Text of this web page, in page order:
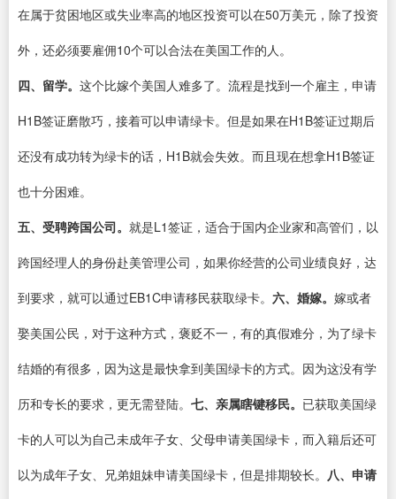
在属于贫困地区或失业率高的地区投资可以在50万美元，除了投资
外，还必须要雇佣10个可以合法在美国工作的人。
四、留学。 这个比嫁个美国人难多了。流程是找到一个雇主，申请
H1B签证磨散巧，接着可以申请绿卡。但是如果在H1B签证过期后
还没有成功转为绿卡的话，H1B就会失效。而且现在想拿H1B签证
也十分困难。
五、受聘跨国公司。 就是L1签证，适合于国内企业家和高管们，以
跨国经理人的身份赴美管理公司，如果你经营的公司业绩良好，达
到要求，就可以通过EB1C申请移民获取绿卡。 六、婚嫁。 嫁或者
娶美国公民，对于这种方式，褒贬不一，有的真假难分，为了绿卡
结婚的有很多，因为这是最快拿到美国绿卡的方式。因为这没有学
历和专长的要求，更无需登陆。 七、亲属瞎键移民。 已获取美国绿
卡的人可以为自己未成年子女、父母申请美国绿卡，而入籍后还可
以为成年子女、兄弟姐妹申请美国绿卡，但是排期较长。 八、申请